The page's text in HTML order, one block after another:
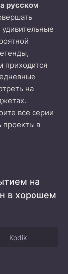
русском
удивительные
приходится
на
все серии
проекты в
на
в хорошем
Kodik